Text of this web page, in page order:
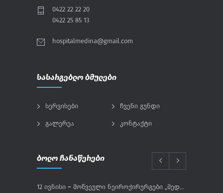
0422 22 22 20
0422 25 85 13
hospitalmedina@gmail.com
სასარგებლო ბმულები
სერვისები ჩვენი გუნდი
გალერეა კონტაქტი
ბოლო ჩანაწერები
12 ივნისი – მოწვეული ნეიროქირურგები „მედინაში“